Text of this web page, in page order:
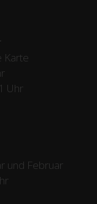
Karte
Uhr
und Februar